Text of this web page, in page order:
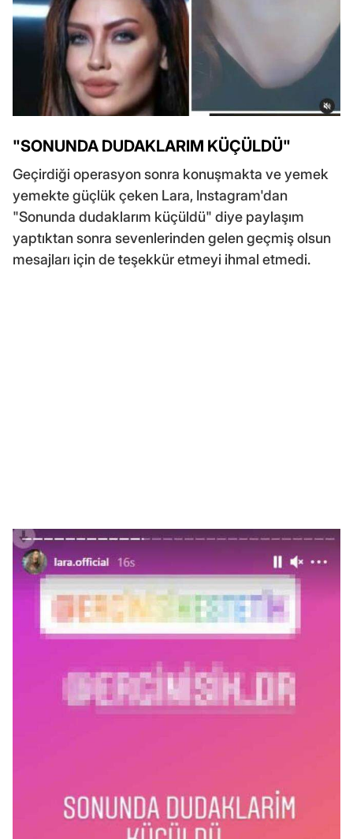
"SONUNDA DUDAKLARIM KÜÇÜLDÜ"
Geçirdiği operasyon sonra konuşmakta ve yemek
yemekte güçlük çeken Lara, Instagram'dan
"Sonunda dudaklarım küçüldü" diye paylaşım
yaptıktan sonra sevenlerinden gelen geçmiş olsun
mesajları için de teşekkür etmeyi ihmal etmedi.